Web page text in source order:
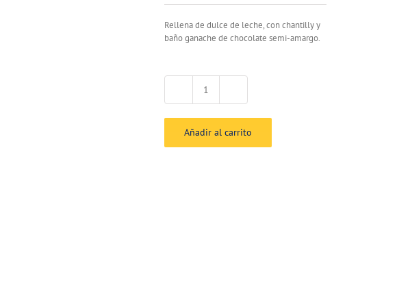
Rellena de dulce de leche, con chantilly y
baño ganache de chocolate semi-amargo.
Moña
cantidad
Añadir al carrito